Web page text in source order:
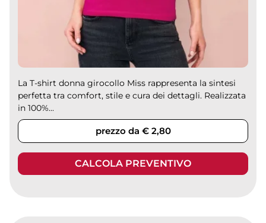
La T-shirt donna girocollo Miss rappresenta la sintesi
perfetta tra comfort, stile e cura dei dettagli. Realizzata
in 100%...
prezzo da € 2,80
CALCOLA PREVENTIVO